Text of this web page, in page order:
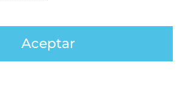
Aceptar